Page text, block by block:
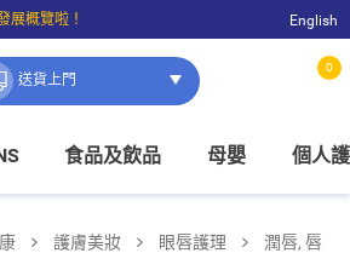
展概覽啦！
滿$100即可免費店取。
English
送貨上門
0
食品及飲品 母嬰 個人
護膚美妝 眼唇護理
潤唇, 唇